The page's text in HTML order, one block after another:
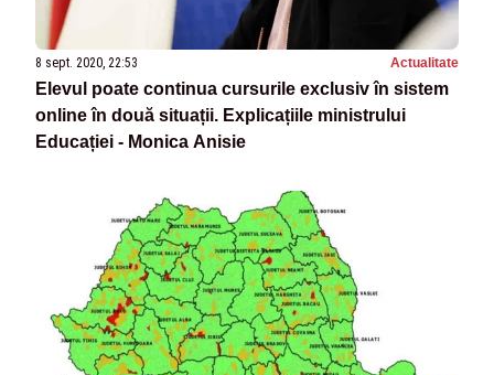
8 sept. 2020, 22:53 Actualitate
Elevul poate continua cursurile exclusiv în sistem
online în două situații. Explicațiile ministrului
Educației - Monica Anisie